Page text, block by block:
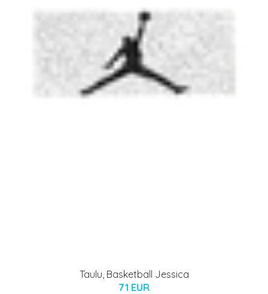
Taulu, Basketball Jessica
71 EUR